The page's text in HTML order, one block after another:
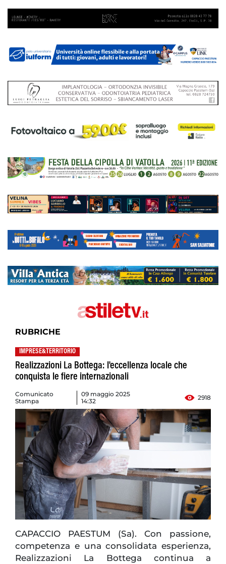
RUBRICHE
IMPRESE&TERRITORIO
Realizzazioni La Bottega: l'eccellenza locale che
conquista le fiere internazionali
Comunicato
Stampa
09 maggio 2025
14:32
2918
CAPACCIO PAESTUM (Sa). Con passione,
competenza e una consolidata esperienza,
Realizzazioni La Bottega continua a